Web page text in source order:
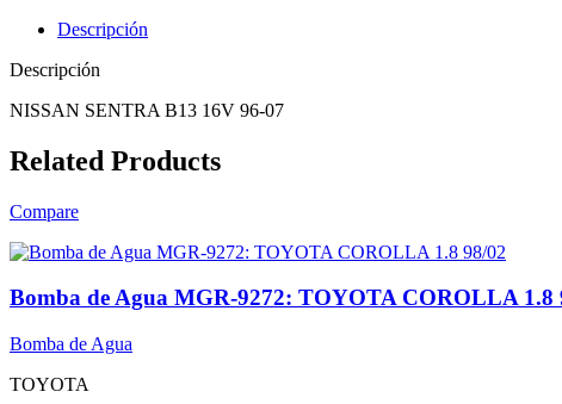
Descripción
Descripción
NISSAN SENTRA B13 16V 96-07
Related Products
Compare
Bomba de Agua MGR-9272: TOYOTA COROLLA 1.8
Bomba de Agua
TOYOTA